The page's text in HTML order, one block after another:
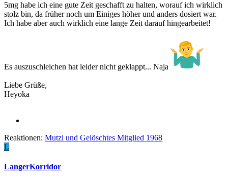
5mg habe ich eine gute Zeit geschafft zu halten, worauf ich wirklich
stolz bin, da früher noch um Einiges höher und anders dosiert war.
Ich habe aber auch wirklich eine lange Zeit darauf hingearbeitet!
Es auszuschleichen hat leider nicht geklappt... Naja
Liebe Grüße,
Heyoka
Reaktionen: Mutzi und Gelöschtes Mitglied 1968
L
LangerKorridor